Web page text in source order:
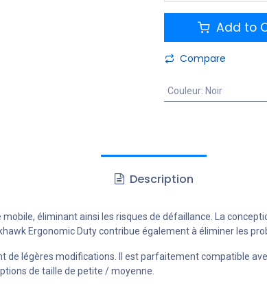
Add to
Compare
Couleur: Noir
Description
éliminant ainsi les risques de défaillance. La
Ergonomic Duty contribue également à éliminer les
de légères modifications. Il est parfaitement compatible
de taille de petite / moyenne.